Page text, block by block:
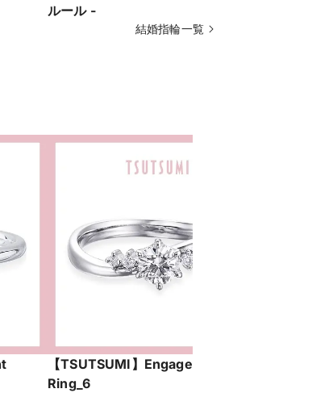
ルール -
結婚指輪一覧
【TSUTSUMI】Engagement
Ring_6